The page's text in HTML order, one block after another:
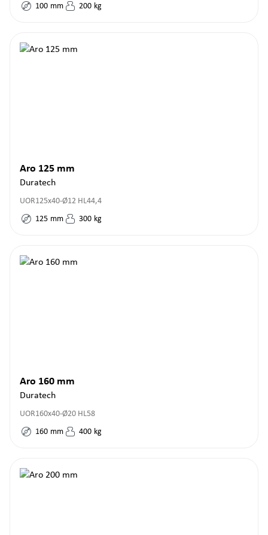
100 mm 200 kg
Aro 125 mm
Duratech
UOR125x40-Ø12 HL44,4
125 mm 300 kg
Aro 160 mm
Duratech
UOR160x40-Ø20 HL58
160 mm 400 kg